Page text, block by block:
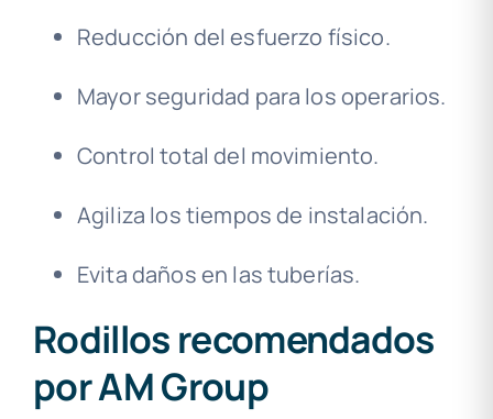
Reducción del esfuerzo físico.
Mayor seguridad para los operarios.
Control total del movimiento.
Agiliza los tiempos de instalación.
Evita daños en las tuberías.
Rodillos recomendados
por AM Group